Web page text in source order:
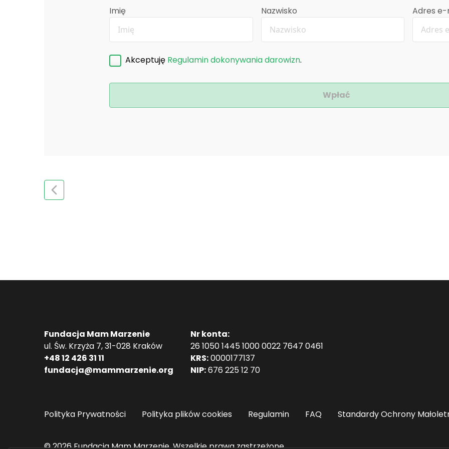
Imię Nazwisko Adres
Akceptuję Regulamin dokonywania darowizn.
Wpłać
Fundacja Mam Marzenie
ul. Św. Krzyża 7, 31-028 Kraków
+48 12 426 31 11
fundacja@mammarzenie.org
Nr konta:
26 1050 1445 1000 0022 7647 0461
KRS:0000177137
NIP:676 225 12 70
Polityka Prywatności Polityka plików cookies Regulamin FAQ Standardy Ochrony
© 2026 Fundacja Mam Marzenie. Wszelkie prawa zastrzeżone.